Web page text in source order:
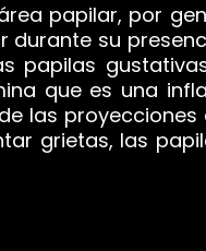
papilar, por
su
papilas
que es una
las
grietas, las